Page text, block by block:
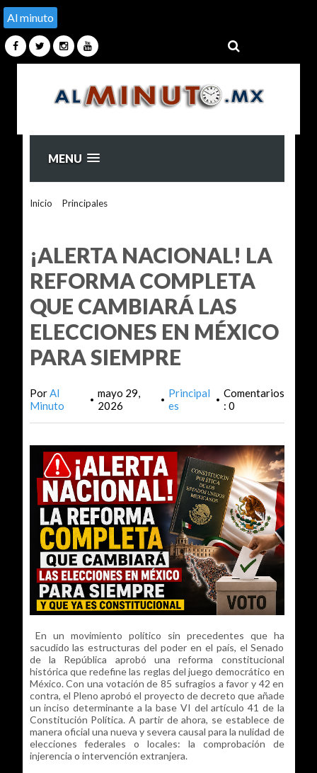
Al minuto
MENU
Inicio Principales>
¡ALERTA NACIONAL! LA
REFORMA COMPLETA
QUE CAMBIARÁ LAS
ELECCIONES EN MÉXICO
PARA SIEMPRE
PorAl
Minuto
• mayo 29,
2026
• Principal
es
• Comentarios
: 0
En un movimiento político sin precedentes que ha
sacudido las estructuras del poder en el país, el Senado
de la República aprobó una reforma constitucional
histórica que redefine las reglas del juego democrático en
México. Con una votación de 85 sufragios a favor y 42 en
contra, el Pleno aprobó el proyecto de decreto que añade
un inciso determinante a la base VI del artículo 41 de la
Constitución Política. A partir de ahora, se establece de
manera oficial una nueva y severa causal para la nulidad de
elecciones federales o locales: la comprobación de
injerencia o intervención extranjera.